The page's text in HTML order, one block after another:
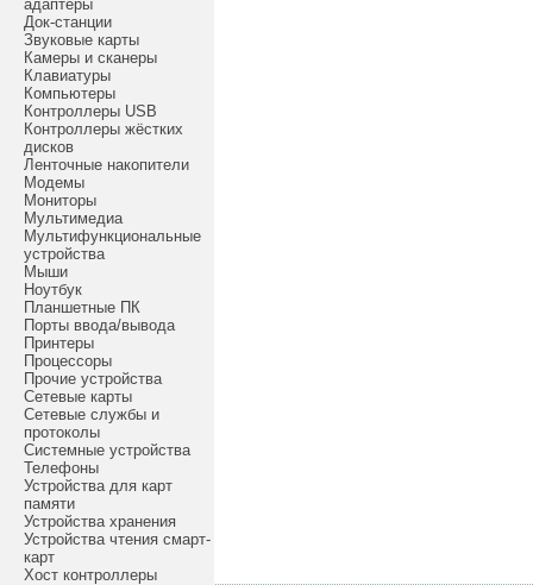
адаптеры
Док-станции
Звуковые карты
Камеры и сканеры
Клавиатуры
Компьютеры
Контроллеры USB
Контроллеры жёстких
дисков
Ленточные накопители
Модемы
Мониторы
Мультимедиа
Мультифункциональные
устройства
Мыши
Ноутбук
Планшетные ПК
Порты ввода/вывода
Принтеры
Процессоры
Прочие устройства
Сетевые карты
Сетевые службы и
протоколы
Системные устройства
Телефоны
Устройства для карт
памяти
Устройства хранения
Устройства чтения смарт-
карт
Хост контроллеры